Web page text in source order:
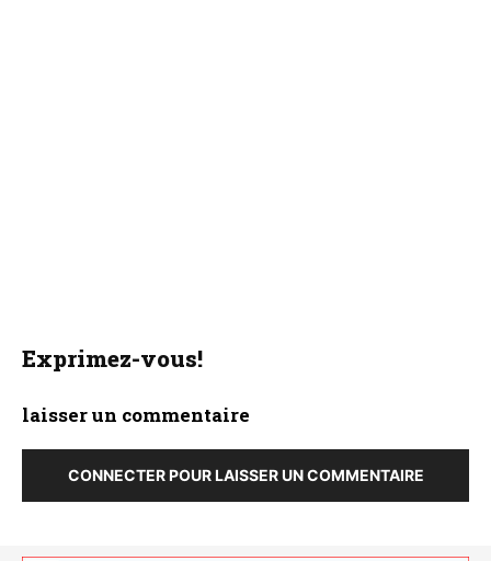
Exprimez-vous!
laisser un commentaire
CONNECTER POUR LAISSER UN COMMENTAIRE